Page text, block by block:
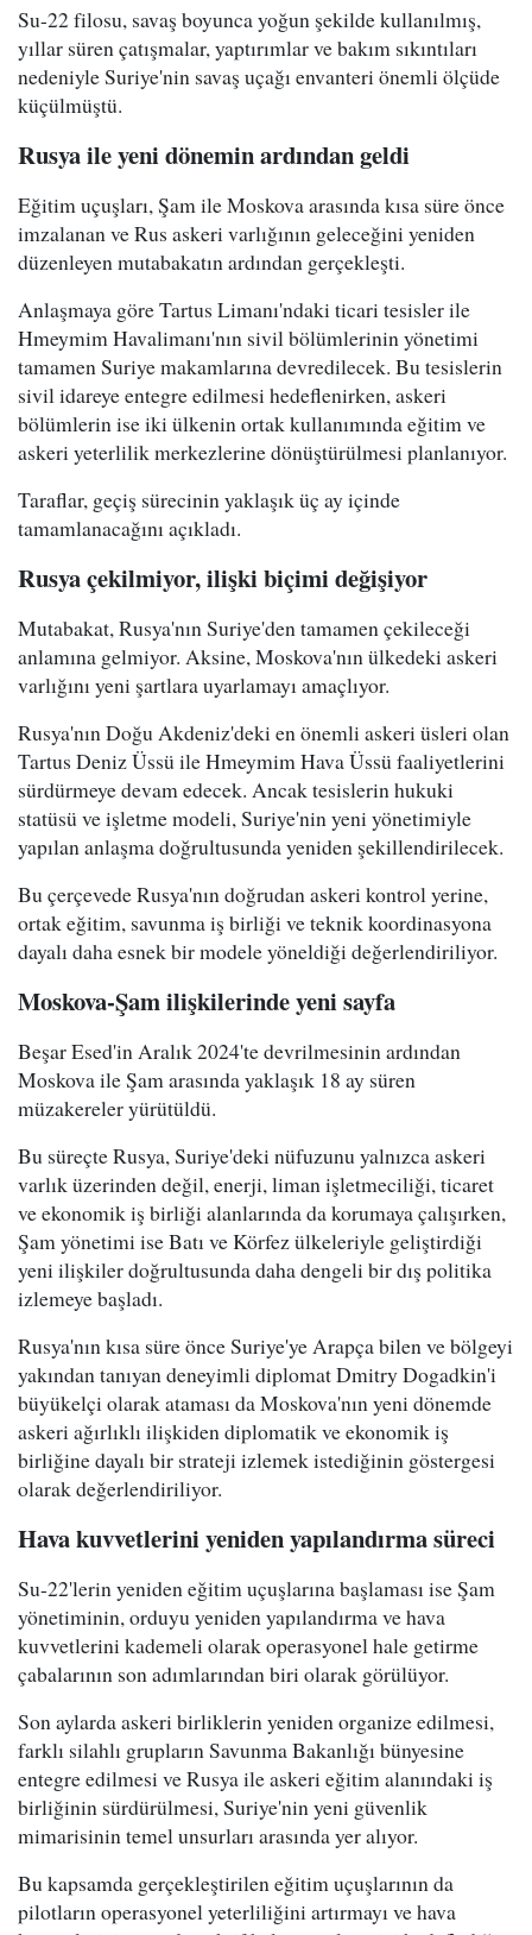
Su-22 filosu, savaş boyunca yoğun şekilde kullanılmış,
yıllar süren çatışmalar, yaptırımlar ve bakım sıkıntıları
nedeniyle Suriye'nin savaş uçağı envanteri önemli ölçüde
küçülmüştü.
Rusya ile yeni dönemin ardından geldi
Eğitim uçuşları, Şam ile Moskova arasında kısa süre önce
imzalanan ve Rus askeri varlığının geleceğini yeniden
düzenleyen mutabakatın ardından gerçekleşti.
Anlaşmaya göre Tartus Limanı'ndaki ticari tesisler ile
Hmeymim Havalimanı'nın sivil bölümlerinin yönetimi
tamamen Suriye makamlarına devredilecek. Bu tesislerin
sivil idareye entegre edilmesi hedeflenirken, askeri
bölümlerin ise iki ülkenin ortak kullanımında eğitim ve
askeri yeterlilik merkezlerine dönüştürülmesi planlanıyor.
Taraflar, geçiş sürecinin yaklaşık üç ay içinde
tamamlanacağını açıkladı.
Rusya çekilmiyor, ilişki biçimi değişiyor
Mutabakat, Rusya'nın Suriye'den tamamen çekileceği
anlamına gelmiyor. Aksine, Moskova'nın ülkedeki askeri
varlığını yeni şartlara uyarlamayı amaçlıyor.
Rusya'nın Doğu Akdeniz'deki en önemli askeri üsleri olan
Tartus Deniz Üssü ile Hmeymim Hava Üssü faaliyetlerini
sürdürmeye devam edecek. Ancak tesislerin hukuki
statüsü ve işletme modeli, Suriye'nin yeni yönetimiyle
yapılan anlaşma doğrultusunda yeniden şekillendirilecek.
Bu çerçevede Rusya'nın doğrudan askeri kontrol yerine,
ortak eğitim, savunma iş birliği ve teknik koordinasyona
dayalı daha esnek bir modele yöneldiği değerlendiriliyor.
Moskova-Şam ilişkilerinde yeni sayfa
Beşar Esed'in Aralık 2024'te devrilmesinin ardından
Moskova ile Şam arasında yaklaşık 18 ay süren
müzakereler yürütüldü.
Bu süreçte Rusya, Suriye'deki nüfuzunu yalnızca askeri
varlık üzerinden değil, enerji, liman işletmeciliği, ticaret
ve ekonomik iş birliği alanlarında da korumaya çalışırken,
Şam yönetimi ise Batı ve Körfez ülkeleriyle geliştirdiği
yeni ilişkiler doğrultusunda daha dengeli bir dış politika
izlemeye başladı.
Rusya'nın kısa süre önce Suriye'ye Arapça bilen ve bölgeyi
yakından tanıyan deneyimli diplomat Dmitry Dogadkin'i
büyükelçi olarak ataması da Moskova'nın yeni dönemde
askeri ağırlıklı ilişkiden diplomatik ve ekonomik iş
birliğine dayalı bir strateji izlemek istediğinin göstergesi
olarak değerlendiriliyor.
Hava kuvvetlerini yeniden yapılandırma süreci
Su-22'lerin yeniden eğitim uçuşlarına başlaması ise Şam
yönetiminin, orduyu yeniden yapılandırma ve hava
kuvvetlerini kademeli olarak operasyonel hale getirme
çabalarının son adımlarından biri olarak görülüyor.
Son aylarda askeri birliklerin yeniden organize edilmesi,
farklı silahlı grupların Savunma Bakanlığı bünyesine
entegre edilmesi ve Rusya ile askeri eğitim alanındaki iş
birliğinin sürdürülmesi, Suriye'nin yeni güvenlik
mimarisinin temel unsurları arasında yer alıyor.
Bu kapsamda gerçekleştirilen eğitim uçuşlarının da
pilotların operasyonel yeterliliğini artırmayı ve hava